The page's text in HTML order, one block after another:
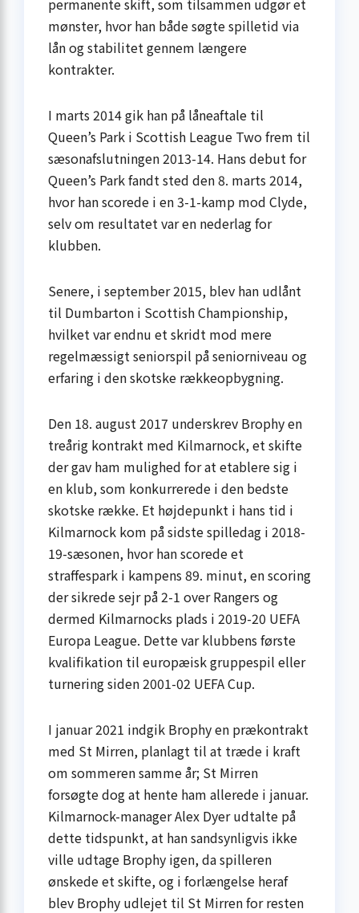
mønster, hvor han både søgte spilletid via
lån og stabilitet gennem længere
kontrakter.
I marts 2014 gik han på låneaftale til
Queen’s Park i Scottish League Two frem til
sæsonafslutningen 2013-14. Hans debut for
Queen’s Park fandt sted den 8. marts 2014,
hvor han scorede i en 3-1-kamp mod Clyde,
selv om resultatet var en nederlag for
klubben.
Senere, i september 2015, blev han udlånt
til Dumbarton i Scottish Championship,
hvilket var endnu et skridt mod mere
regelmæssigt seniorspil på seniorniveau og
erfaring i den skotske rækkeopbygning.
Den 18. august 2017 underskrev Brophy en
treårig kontrakt med Kilmarnock, et skifte
der gav ham mulighed for at etablere sig i
en klub, som konkurrerede i den bedste
skotske række. Et højdepunkt i hans tid i
Kilmarnock kom på sidste spilledag i 2018-
19-sæsonen, hvor han scorede et
straffespark i kampens 89. minut, en scoring
der sikrede sejr på 2-1 over Rangers og
dermed Kilmarnocks plads i 2019-20 UEFA
Europa League. Dette var klubbens første
kvalifikation til europæisk gruppespil eller
turnering siden 2001-02 UEFA Cup.
I januar 2021 indgik Brophy en prækontrakt
med St Mirren, planlagt til at træde i kraft
om sommeren samme år; St Mirren
forsøgte dog at hente ham allerede i januar.
Kilmarnock-manager Alex Dyer udtalte på
dette tidspunkt, at han sandsynligvis ikke
ville udtage Brophy igen, da spilleren
ønskede et skifte, og i forlængelse heraf
blev Brophy udlejet til St Mirren for resten